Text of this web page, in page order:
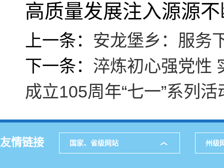
高质量发展注入源源
上一条： 安龙堡乡：服务
下一条： 淬炼初心强党性
成立105周年“七一”系列活
友情链接 国家、省级网站 州级